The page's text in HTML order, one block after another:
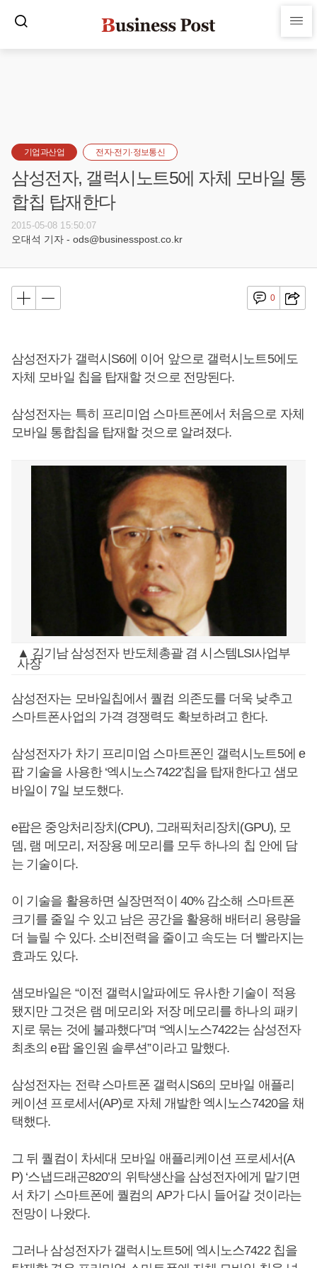
기업과산업 전자·전기·정보통신
삼성전자, 갤럭시노트5에 자체 모바일 통
합칩 탑재한다
2015-05-08 15:50:07
오대석 기자 - ods@businesspost.co.kr
0
삼성전자가 갤럭시S6에 이어 앞으로 갤럭시노트5에도
자체 모바일 칩을 탑재할 것으로 전망된다.
삼성전자는 특히 프리미엄 스마트폰에서 처음으로 자체
모바일 통합칩을 탑재할 것으로 알려졌다.
▲ 김기남 삼성전자 반도체총괄 겸 시스템LSI사업부
사장
삼성전자는 모바일칩에서 퀄컴 의존도를 더욱 낮추고
스마트폰사업의 가격 경쟁력도 확보하려고 한다.
삼성전자가 차기 프리미엄 스마트폰인 갤럭시노트5에 e
팝 기술을 사용한 ‘엑시노스7422’칩을 탑재한다고 샘모
바일이 7일 보도했다.
e팝은 중앙처리장치(CPU), 그래픽처리장치(GPU), 모
뎀, 램 메모리, 저장용 메모리를 모두 하나의 칩 안에 담
는 기술이다.
이 기술을 활용하면 실장면적이 40% 감소해 스마트폰
크기를 줄일 수 있고 남은 공간을 활용해 배터리 용량을
더 늘릴 수 있다. 소비전력을 줄이고 속도는 더 빨라지는
효과도 있다.
샘모바일은 “이전 갤럭시알파에도 유사한 기술이 적용
됐지만 그것은 램 메모리와 저장 메모리를 하나의 패키
지로 묶는 것에 불과했다”며 “엑시노스7422는 삼성전자
최초의 e팝 올인원 솔루션”이라고 말했다.
삼성전자는 전략 스마트폰 갤럭시S6의 모바일 애플리
케이션 프로세서(AP)로 자체 개발한 엑시노스7420을 채
택했다.
그 뒤 퀄컴이 차세대 모바일 애플리케이션 프로세서(A
P) ‘스냅드래곤820’의 위탁생산을 삼성전자에게 맡기면
서 차기 스마트폰에 퀄컴의 AP가 다시 들어갈 것이라는
전망이 나왔다.
그러나 삼성전자가 갤럭시노트5에 엑시노스7422 칩을